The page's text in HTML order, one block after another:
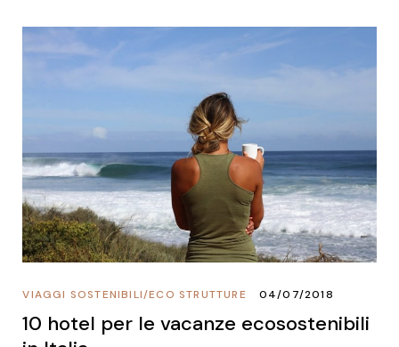
ECO STRUTTURE
/
VIAGGI SOSTENIBILI 04/07/2018
10 hotel per le vacanze ecosostenibili